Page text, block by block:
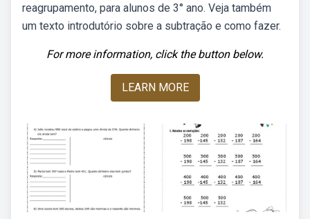
reagrupamento, para alunos de 3° ano. Veja também
um texto introdutório sobre a subtração e como fazer.
For more information, click the button below.
LEARN MORE